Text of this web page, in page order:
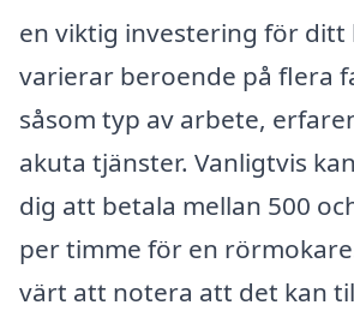
en viktig investering för ditt
varierar beroende på flera
såsom typ av arbete,
akuta tjänster. Vanligtvis
dig att betala mellan 500
per timme för en
värt att notera att det kan